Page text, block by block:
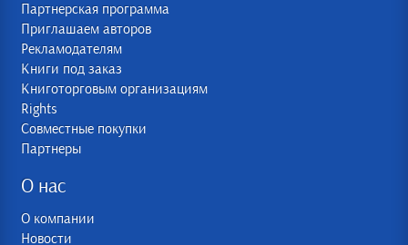
Партнерская программа
Приглашаем авторов
Рекламодателям
Книги под заказ
Книготорговым организациям
Rights
Совместные покупки
Партнеры
О нас
О компании
Новости